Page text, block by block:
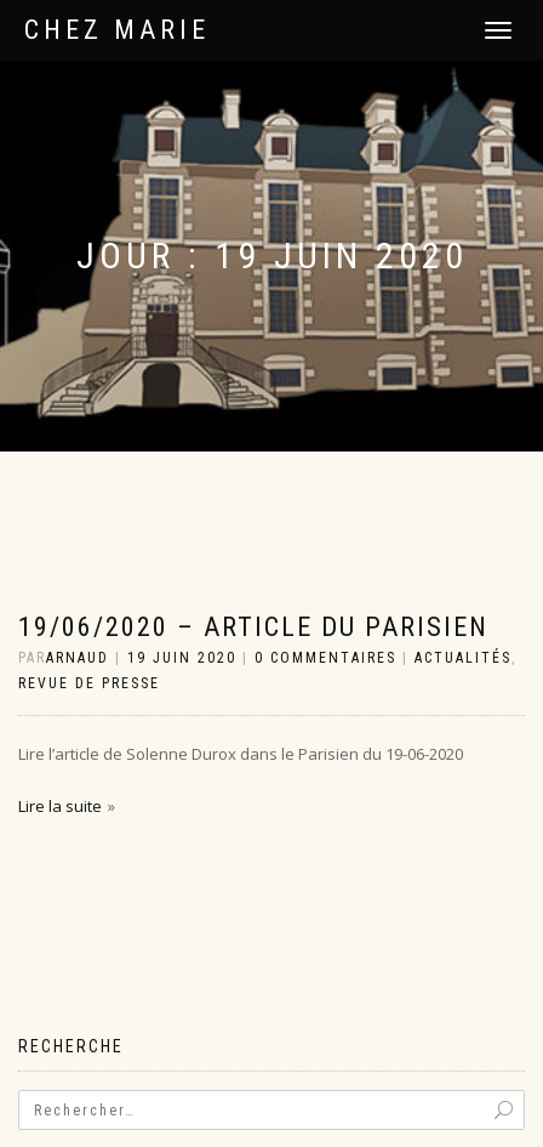
CHEZ MARIE
DÉPLIER
JOUR :19 JUIN 2020
19/06/2020 – ARTICLE DU PARISIEN
PARARNAUD 19 JUIN 2020 0 COMMENTAIRES ACTUALITÉS ,
REVUE DE PRESSE
Lire l’article de Solenne Durox dans le Parisien du 19-06-2020
Lire la suite
RECHERCHE